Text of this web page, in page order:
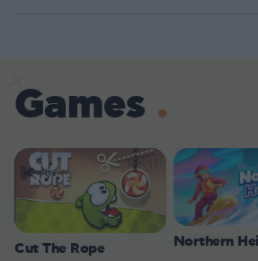
Games
Cut The Rope Northern